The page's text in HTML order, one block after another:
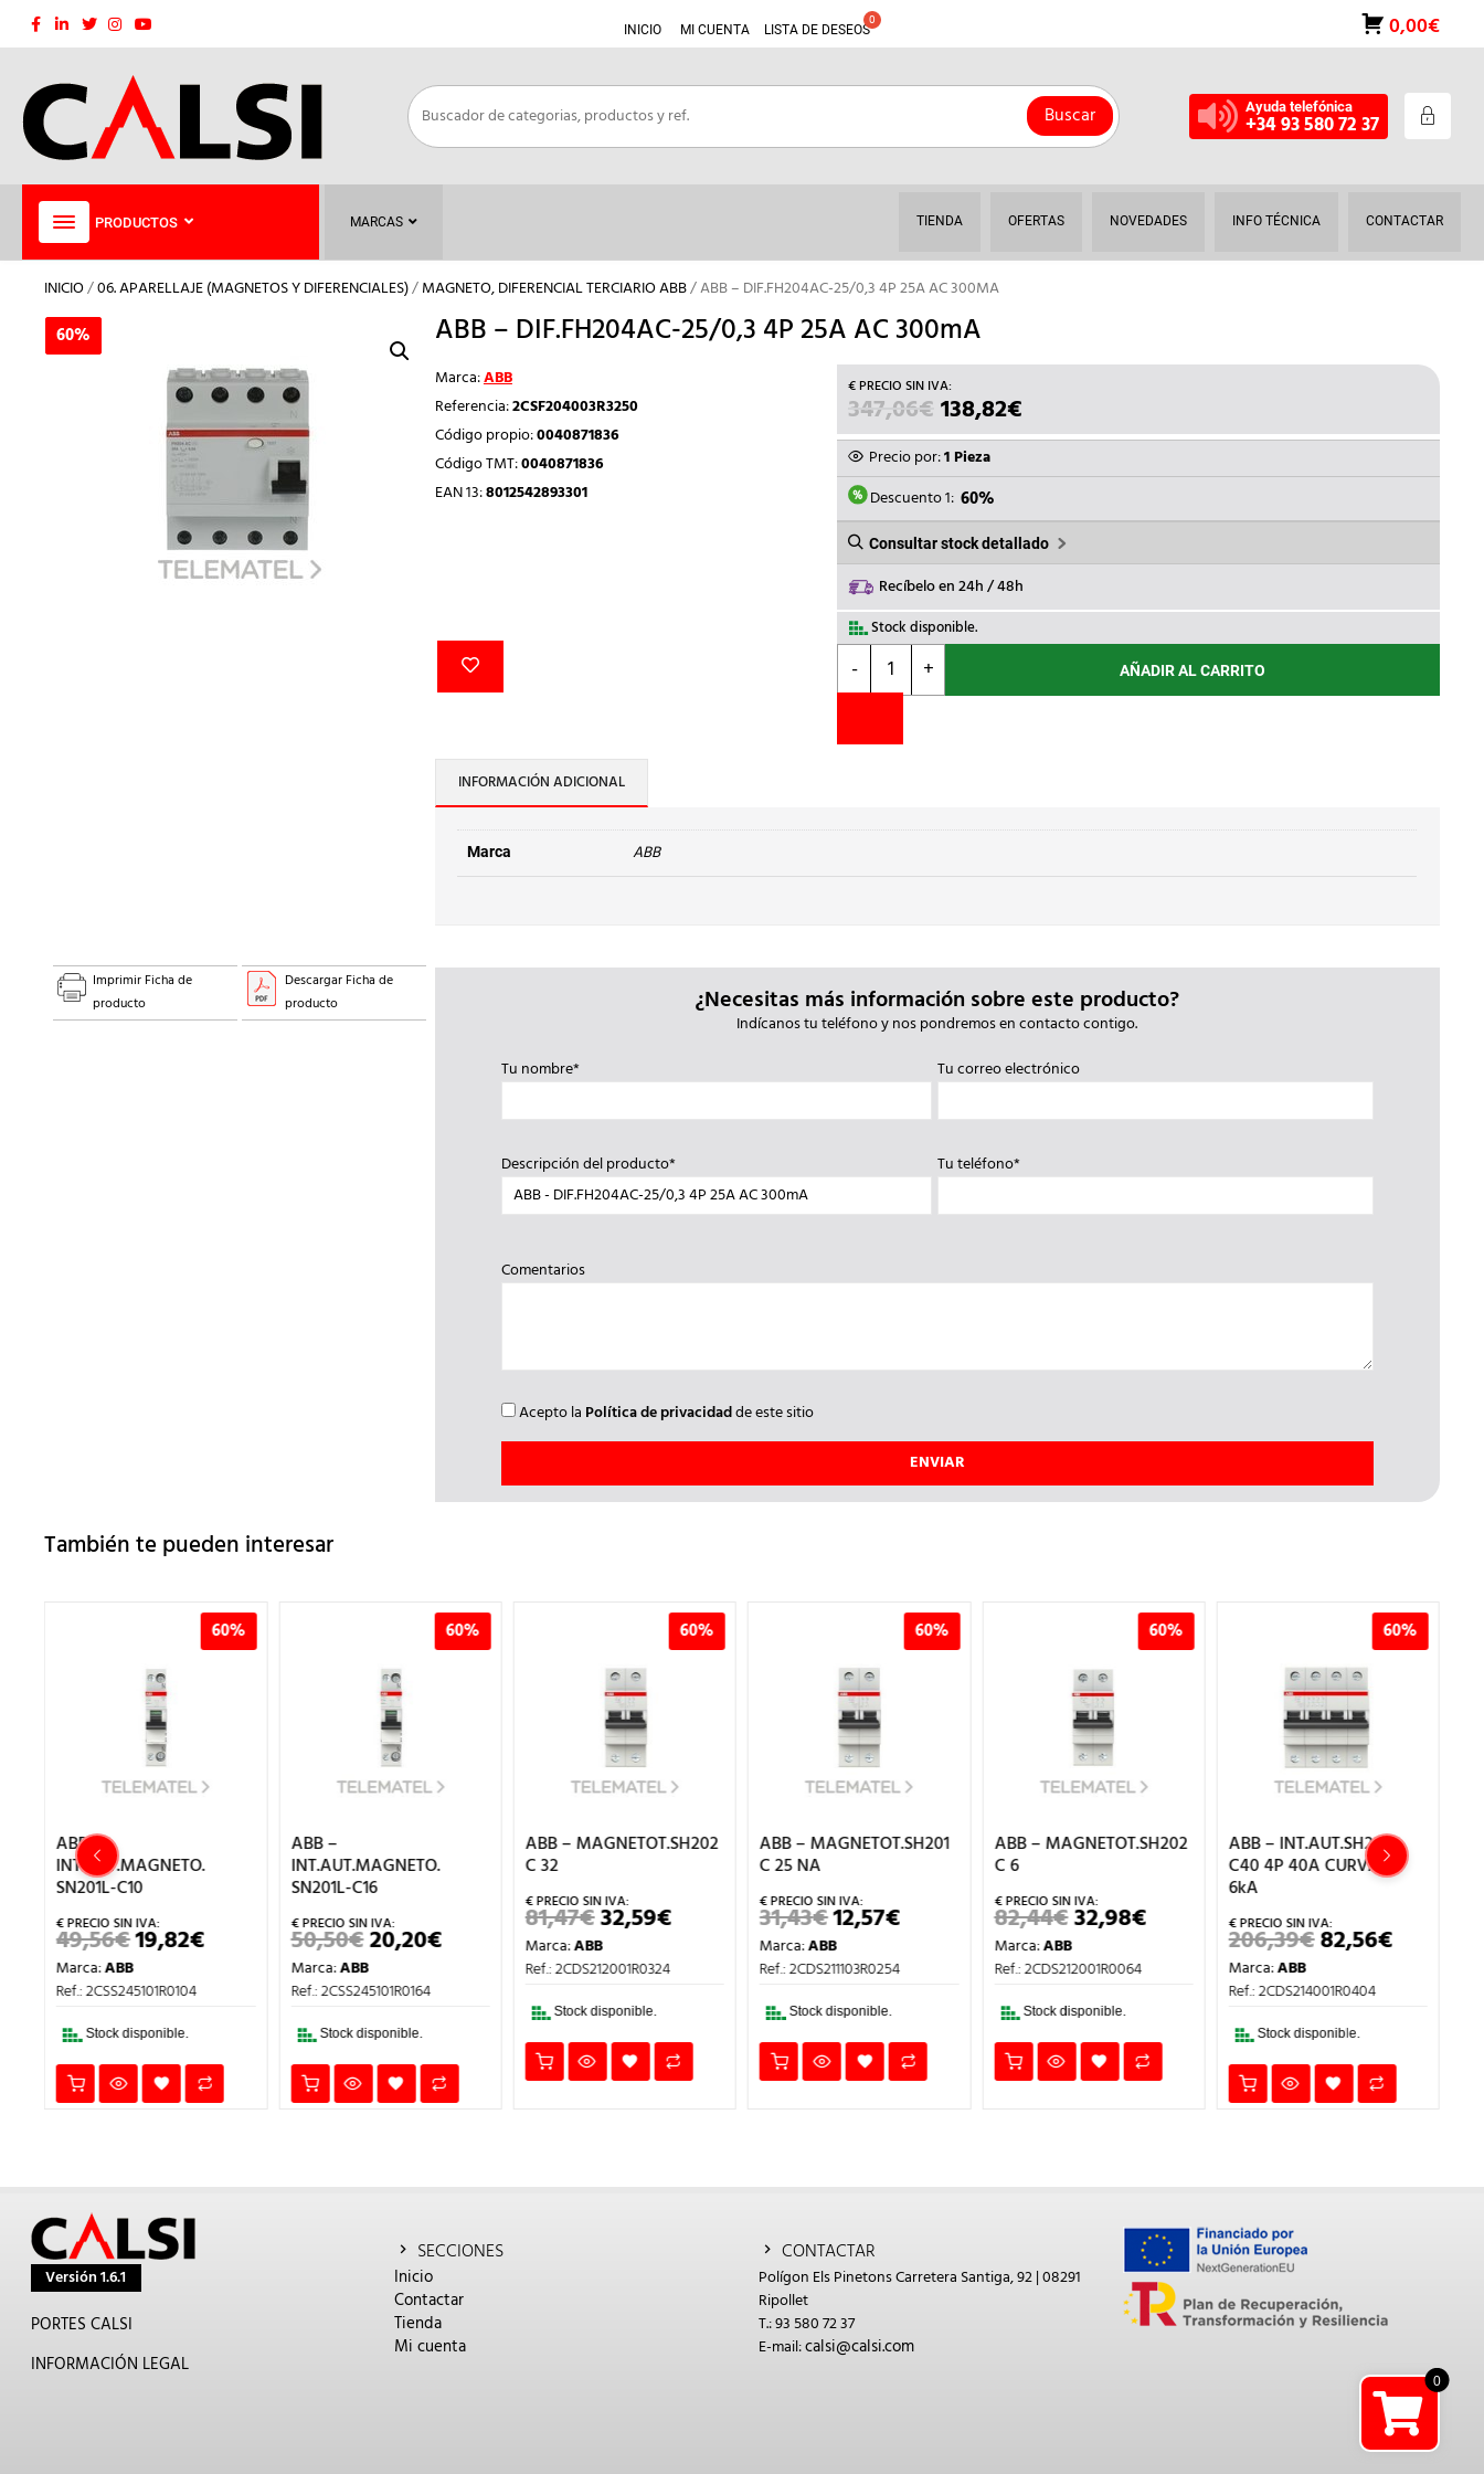
Saltar
INICIO MI CUENTA LISTA DE DESEOS 0,00€
Buscar Ayuda telefónica
+34 93 580 72 37
PRODUCTOS MARCAS TIENDA OFERTAS NOVEDADES INFO TÉCNICA CONTACTAR
INICIO/06. APARELLAJE (MAGNETOS Y DIFERENCIALES)/MAGNETO, DIFERENCIAL TERCIARIO ABB/ ABB – DIF.FH204AC-25/0,3 4P 25A AC 300MA
60% ABB – DIF.FH204AC-25/0,3 4P 25A AC 300mA
Marca:ABB
Referencia:2CSF204003R3250
Código propio:0040871836
Código TMT:0040871836
EAN 13:8012542893301
347,06€ EL
PRECIO
ORIGINAL
ERA:
347,06€.
138,82€EL
PRECIO
ES:
Precio por:1 Pieza
Descuento 1: 60%
Consultar stock detallado
Recíbelo en 24h / 48h
Stock disponible.
-
ABB
DIF.FH204AC-
4P
+ AÑADIR AL CARRITO
INFORMACIÓN ADICIONAL
Marca ABB
60%
Imprimir Ficha de
producto
Descargar Ficha de
producto
¿Necesitas más información sobre este producto?
Indícanos tu teléfono y nos pondremos en contacto contigo.
Tu nombre*
Tu correo electrónico
Descripción del producto* Tu teléfono*
Comentarios
Acepto la Política de privacidadde este sitio
También te pueden interesar
60%
ABB –
INT.AUT.MAGNETO.
SN201L-C10
49,56€EL
PRECIO
ERA:
19,82€EL
PRECIO
Marca:ABB
Ref.: 2CSS245101R0104
Stock disponible.
60%
ABB –
INT.AUT.MAGNETO.
SN201L-C16
50,50€EL
PRECIO
ORIGINAL
ERA:
20,20€EL
PRECIO
Marca:ABB
Ref.: 2CSS245101R0164
Stock disponible.
60%
ABB – MAGNETOT.SH202
C 32
81,47€EL
PRECIO
ORIGINAL
ERA:
32,59€EL
PRECIO
Marca:ABB
Ref.: 2CDS212001R0324
Stock disponible.
60%
ABB – MAGNETOT.SH201
C 25 NA
31,43€EL
PRECIO
ORIGINAL
ERA:
12,57€EL
PRECIO
ES:
Marca:ABB
Ref.: 2CDS211103R0254
Stock disponible.
60%
ABB – MAGNETOT.SH202
C 6
82,44€EL
PRECIO
ERA:
32,98€EL
PRECIO
Marca:ABB
Ref.: 2CDS212001R0064
Stock disponible.
60%
ABB – INT.AUT.SH204-
C40 4P 40A CURVA C
6kA
206,39€EL
PRECIO
ERA:
82,56€EL
PRECIO
Marca:ABB
Ref.: 2CDS214001R0404
Stock disponible.
Versión 1.6.1
PORTES CALSI
INFORMACIÓN LEGAL
SECCIONES
Inicio
Contactar
Tienda
Mi cuenta
CONTACTAR
Polígon Els Pinetons Carretera Santiga, 92 | 08291
Ripollet
T.: 93 580 72 37
E-mail:calsi@calsi.com
0